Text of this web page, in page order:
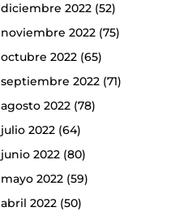
diciembre 2022(52)
noviembre 2022(75)
octubre 2022(65)
septiembre 2022(71)
agosto 2022(78)
julio 2022(64)
junio 2022(80)
mayo 2022(59)
abril 2022(50)